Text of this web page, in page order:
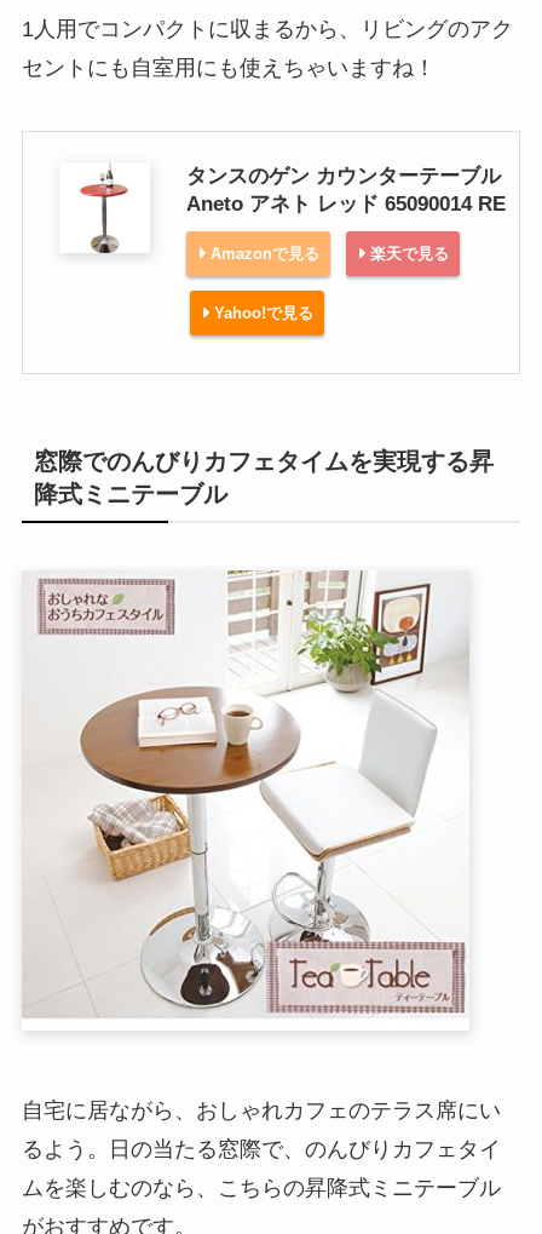
1人用でコンパクトに収まるから、リビングのアク
セントにも自室用にも使えちゃいますね！
タンスのゲン カウンターテーブル
Aneto アネト レッド 65090014 RE
Amazonで見る 楽天で見る
Yahoo!で見る
窓際でのんびりカフェタイムを実現する昇
降式ミニテーブル
自宅に居ながら、おしゃれカフェのテラス席にい
るよう。日の当たる窓際で、のんびりカフェタイ
ムを楽しむのなら、こちらの昇降式ミニテーブル
がおすすめです。